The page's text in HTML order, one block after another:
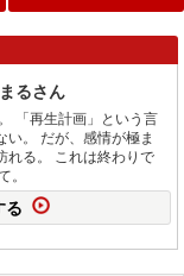
るさん
「再生計画」という言
。 だが、感情が極ま
れる。 これは終わりで
る